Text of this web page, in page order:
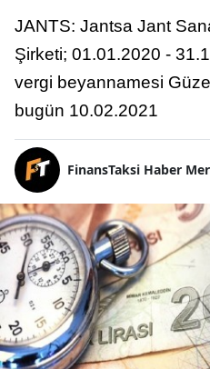
JANTS: Jantsa Jant
Şirketi; 01.01.2020 -
vergi beyannamesi
bugün 10.02.2021
FinansTaksi Haber